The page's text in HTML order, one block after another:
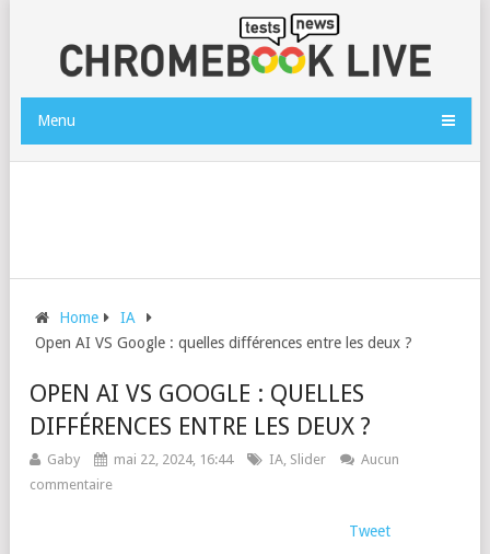
Menu
Home
IA
Open AI VS Google : quelles différences entre les deux ?
OPEN AI VS GOOGLE : QUELLES
DIFFÉRENCES ENTRE LES DEUX ?
Gaby mai 22, 2024, 16:44 IA, Slider
Aucun
commentaire
Tweet